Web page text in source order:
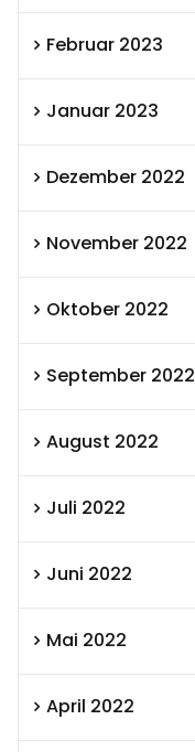
Februar 2023
Januar 2023
Dezember 2022
November 2022
Oktober 2022
September 2022
August 2022
Juli 2022
Juni 2022
Mai 2022
April 2022